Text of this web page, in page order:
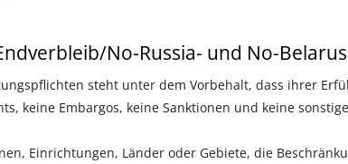
No-Russia- und No-
steht unter dem Vorbehalt, dass ihrer
keine Embargos, keine Sanktionen und keine
Einrichtungen, Länder oder Gebiete, die